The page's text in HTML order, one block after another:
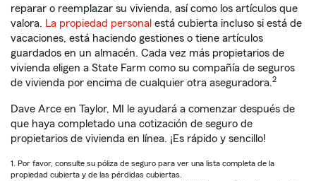
reparar o reemplazar su vivienda, así como los artículos que
valora. La propiedad personal está cubierta incluso si está de
vacaciones, está haciendo gestiones o tiene artículos
guardados en un almacén. Cada vez más propietarios de
vivienda eligen a State Farm como su compañía de seguros
de vivienda por encima de cualquier otra aseguradora.2
Dave Arce en Taylor, MI le ayudará a comenzar después de
que haya completado una cotización de seguro de
propietarios de vivienda en línea. ¡Es rápido y sencillo!
1. Por favor, consulte su póliza de seguro para ver una lista completa de la
propiedad cubierta y de las pérdidas cubiertas.